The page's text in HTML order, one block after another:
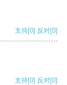
支持[0] 反对[0]
支持[0] 反对[0]